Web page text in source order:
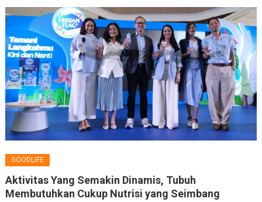
GOODLIFE
Aktivitas Yang Semakin Dinamis, Tubuh
Membutuhkan Cukup Nutrisi yang Seimbang